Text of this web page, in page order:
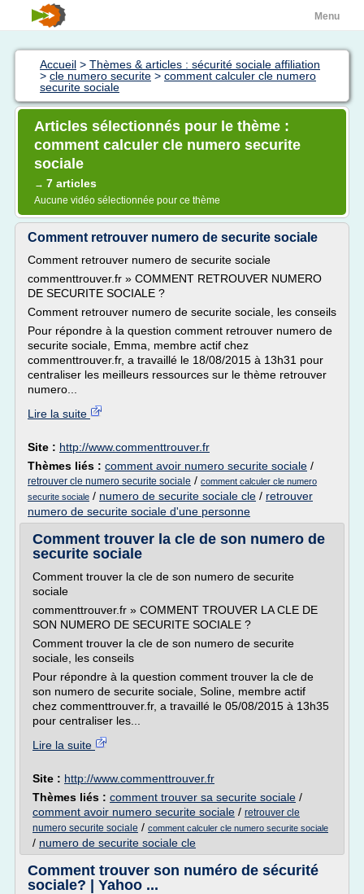
Menu
Accueil > Thèmes & articles : sécurité sociale affiliation
> cle numero securite > comment calculer cle numero
securite sociale
Articles sélectionnés pour le thème :
comment calculer cle numero securite
sociale
→ 7 articles
Aucune vidéo sélectionnée pour ce thème
Comment retrouver numero de securite sociale
Comment retrouver numero de securite sociale
commenttrouver.fr » COMMENT RETROUVER NUMERO
DE SECURITE SOCIALE ?
Comment retrouver numero de securite sociale, les conseils
Pour répondre à la question comment retrouver numero de
securite sociale, Emma, membre actif chez
commenttrouver.fr, a travaillé le 18/08/2015 à 13h31 pour
centraliser les meilleurs ressources sur le thème retrouver
numero...
Lire la suite
Site : http://www.commenttrouver.fr
Thèmes liés : comment avoir numero securite sociale /
retrouver cle numero securite sociale / comment calculer cle numero
securite sociale / numero de securite sociale cle / retrouver
numero de securite sociale d'une personne
Comment trouver la cle de son numero de
securite sociale
Comment trouver la cle de son numero de securite
sociale
commenttrouver.fr » COMMENT TROUVER LA CLE DE
SON NUMERO DE SECURITE SOCIALE ?
Comment trouver la cle de son numero de securite
sociale, les conseils
Pour répondre à la question comment trouver la cle de
son numero de securite sociale, Soline, membre actif
chez commenttrouver.fr, a travaillé le 05/08/2015 à 13h35
pour centraliser les...
Lire la suite
Site : http://www.commenttrouver.fr
Thèmes liés : comment trouver sa securite sociale /
comment avoir numero securite sociale / retrouver cle
numero securite sociale / comment calculer cle numero securite sociale
/ numero de securite sociale cle
Comment trouver son numéro de sécurité
sociale? | Yahoo ...